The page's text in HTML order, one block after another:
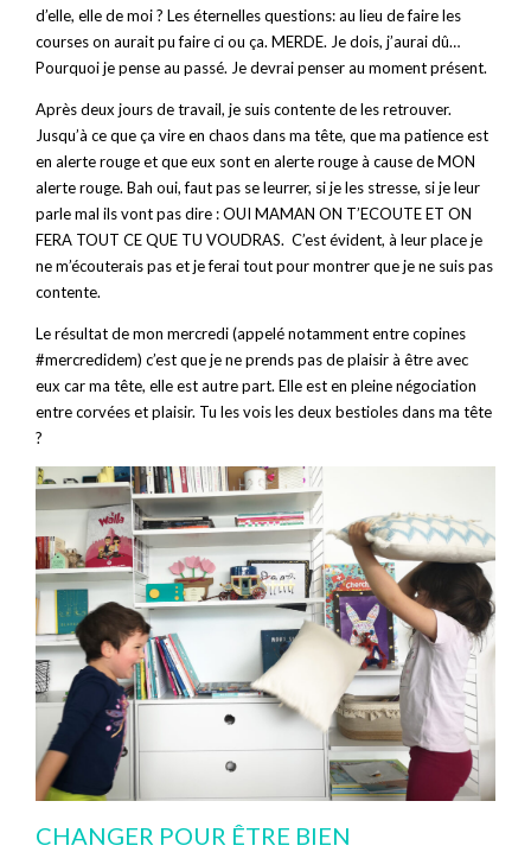
d’elle, elle de moi ? Les éternelles questions: au lieu de faire les
courses on aurait pu faire ci ou ça. MERDE. Je dois, j’aurai dû…
Pourquoi je pense au passé. Je devrai penser au moment présent.
Après deux jours de travail, je suis contente de les retrouver.
Jusqu’à ce que ça vire en chaos dans ma tête, que ma patience est
en alerte rouge et que eux sont en alerte rouge à cause de MON
alerte rouge. Bah oui, faut pas se leurrer, si je les stresse, si je leur
parle mal ils vont pas dire : OUI MAMAN ON T’ECOUTE ET ON
FERA TOUT CE QUE TU VOUDRAS. C’est évident, à leur place je
ne m’écouterais pas et je ferai tout pour montrer que je ne suis pas
contente.
Le résultat de mon mercredi (appelé notamment entre copines
#mercredidem) c’est que je ne prends pas de plaisir à être avec
eux car ma tête, elle est autre part. Elle est en pleine négociation
entre corvées et plaisir. Tu les vois les deux bestioles dans ma tête
?
CHANGER POUR ÊTRE BIEN